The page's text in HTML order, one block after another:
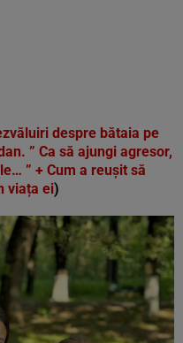
despre bătaia pe
” Ca să ajungi agresor,
” + Cum a reușit să
viața ei)